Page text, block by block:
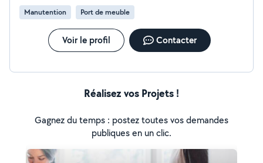
Manutention Port de meuble
Voir le profil Contacter
Réalisez vos Projets !
Gagnez du temps : postez toutes vos demandes
publiques en un clic.